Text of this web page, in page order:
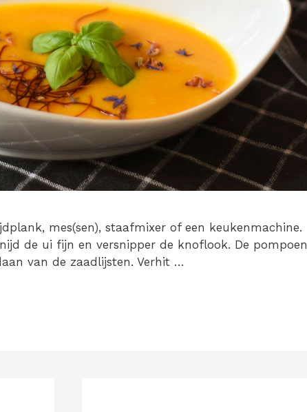
mes(sen), staafmixer of een keukenmachine.
de ui fijn en versnipper de knoflook. De pompoen
van de zaadlijsten. Verhit …